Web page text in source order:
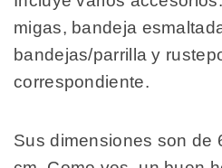
migas, bandeja
bandejas/parrilla y
correspondiente.
Sus dimensiones son de